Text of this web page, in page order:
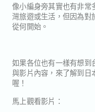
像小編身旁其實也有非常
灣旅遊或生活，但因為對
從何開始。
如果各位也有一樣有想到
與影片內容，來了解到日
喔！
馬上觀看影片：